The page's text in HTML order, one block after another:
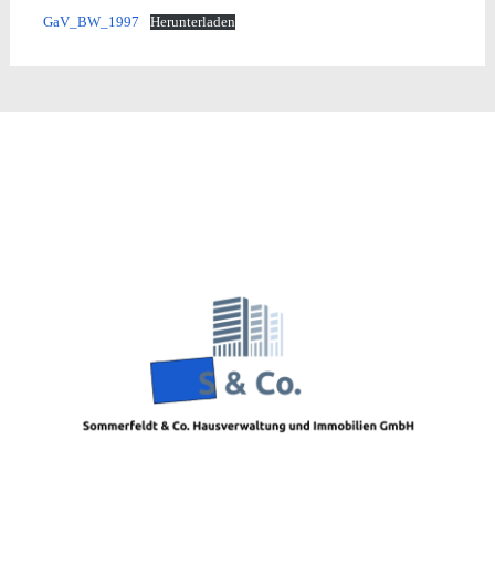
GaV_BW_1997 Herunterladen